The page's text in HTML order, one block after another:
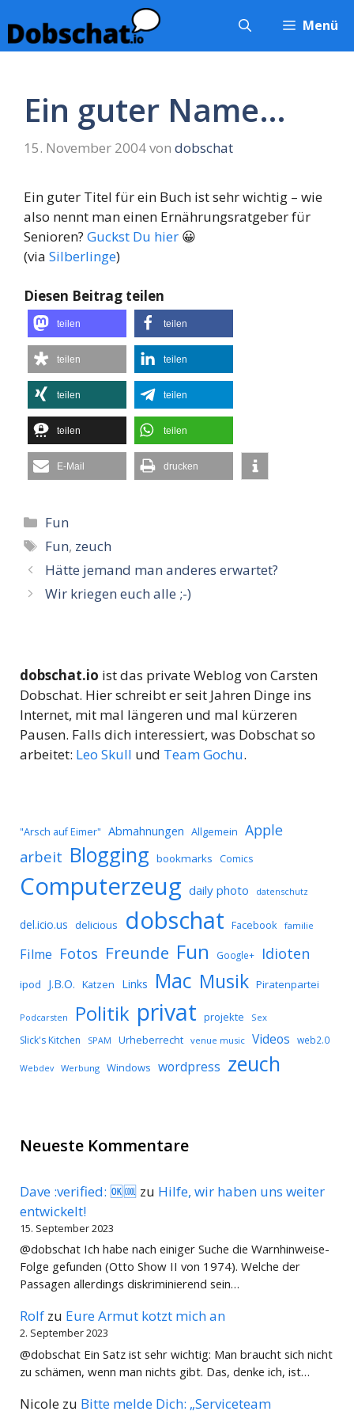
Inhalt
springen
Menü
Ein guter Name…
15. November 2004von dobschat
Ein guter Titel für ein Buch ist sehr wichtig – wie
also nennt man einen Ernährungsratgeber für
Senioren? Guckst Du hier 😀
(via Silberlinge)
Diesen Beitrag teilen
teilen teilen
teilen teilen
teilen teilen
teilen teilen
E-Mail drucken
Kategorien
Fun
Schlagwörter
Fun, zeuch
Hätte jemand man anderes erwartet?
Wir kriegen euch alle ;-)
dobschat.io ist das private Weblog von Carsten
Dobschat. Hier schreibt er seit Jahren Dinge ins
Internet, mit mal längeren und mal kürzeren
Pausen. Falls dich interessiert, was Dobschat so
arbeitet: Leo Skull und Team Gochu.
"Arsch auf Eimer" Abmahnungen Allgemein Apple
arbeit Blogging bookmarks Comics
Computerzeug daily photo datenschutz
del.icio.us delicious dobschat Facebook familie
Filme Fotos Freunde Fun Google+ Idioten
ipod J.B.O. Katzen Links Mac Musik Piratenpartei
Podcarsten Politik privat projekte Sex
Slick's Kitchen SPAM Urheberrecht venue music Videos web2.0
Webdev Werbung Windows wordpress zeuch
Neueste Kommentare
Dave :verified: 🆗🆒 zu Hilfe, wir haben uns weiter
entwickelt!
15. September 2023
@dobschat Ich habe nach einiger Suche die Warnhinweise-
Folge gefunden (Otto Show II von 1974). Welche der
Passagen allerdings diskriminierend sein…
Rolf zu Eure Armut kotzt mich an
2. September 2023
@dobschat Ein Satz ist sehr wichtig: Man braucht sich nicht
zu schämen, wenn man nichts gibt. Das, denke ich, ist…
Nicole zu Bitte melde Dich: „Serviceteam